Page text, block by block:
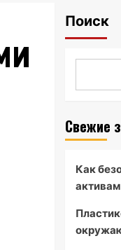
Поиск
Свежие
Как